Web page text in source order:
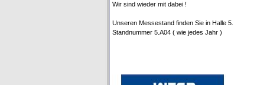
Wir sind wieder mit dabei !
Unseren Messestand finden Sie in Halle 5.
Standnummer 5.A04 ( wie jedes Jahr )